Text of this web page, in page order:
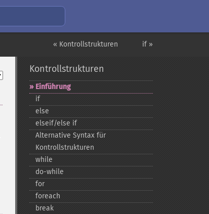
if »
« Kontrollstrukturen
Kontrollstrukturen
Einführung
if
else
elseif/else if
Alternative Syntax für
Kontrollstrukturen
while
do-​while
for
foreach
break